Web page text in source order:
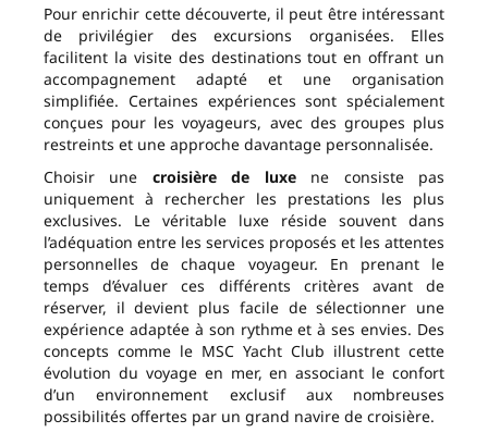
Pour enrichir cette découverte, il peut être intéressant
de privilégier des excursions organisées. Elles
facilitent la visite des destinations tout en offrant un
accompagnement adapté et une organisation
simplifiée. Certaines expériences sont spécialement
conçues pour les voyageurs, avec des groupes plus
restreints et une approche davantage personnalisée.
Choisir une croisière de luxene consiste pas
uniquement à rechercher les prestations les plus
exclusives. Le véritable luxe réside souvent dans
l’adéquation entre les services proposés et les attentes
personnelles de chaque voyageur. En prenant le
temps d’évaluer ces différents critères avant de
réserver, il devient plus facile de sélectionner une
expérience adaptée à son rythme et à ses envies. Des
concepts comme le MSC Yacht Club illustrent cette
évolution du voyage en mer, en associant le confort
d’un environnement exclusif aux nombreuses
possibilités offertes par un grand navire de croisière.